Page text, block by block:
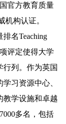
官方教育质量
机构认证。
排名Teaching
评定使得大学
行列。作为英国
习资源中心、
教学设施和卓越
多名，包括